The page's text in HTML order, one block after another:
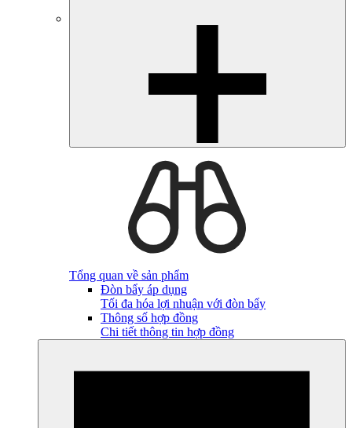
Tổng quan về sản phẩm
Đòn bẩy áp dụng
Tối đa hóa lợi nhuận với đòn bẩy
Thông số hợp đồng
Chi tiết thông tin hợp đồng